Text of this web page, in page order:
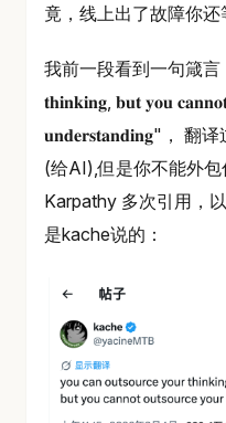
竟，线上出了故障你还
我前一段看到一句箴言
𝐭𝐡𝐢𝐧𝐤𝐢𝐧𝐠, 𝐛𝐮𝐭 𝐲𝐨𝐮
𝐮𝐧𝐝𝐞𝐫𝐬𝐭𝐚𝐧𝐝𝐢𝐧𝐠"， 翻
(给AI),但是你不能外
Karpathy 多次引用，
是kache说的：